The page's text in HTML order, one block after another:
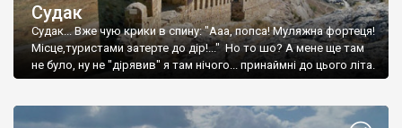
Судак
Судак... Вже чую крики в спину: "Ааа, попса! Муляжна фортеця!
Місце,туристами затерте до дір!..." Но то шо? А мене ще там
не було, ну не "дірявив" я там нічого... принаймні до цього літа.